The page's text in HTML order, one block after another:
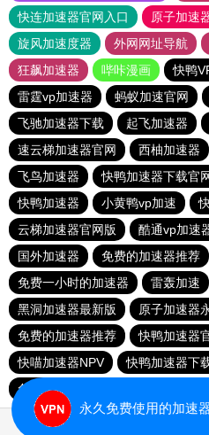
快连加速器官网入口
原子加速
旋风加速度器
外网网址导航
狂飙加速器
哔咔漫画 快鸭
雷霆vp加速器
蚂蚁加速官网
飞驰加速器下载
起飞加速器
速云梯加速器官网
西柚加速器
飞鸟加速器
快鸭加速器下载官
快鸭加速器
小黄鸭vp加速
云梯加速器官网版
酷通vp加速
国外加速器
免费的加速器推荐
免费一小时的加速器
雷轰加速
黑洞加速器最新版
原子加速器
免费的加速器推荐
快鸭加速器
快喵加速器NPV
快鸭加速器下
免费的加速器推荐
永久免费使用的加速